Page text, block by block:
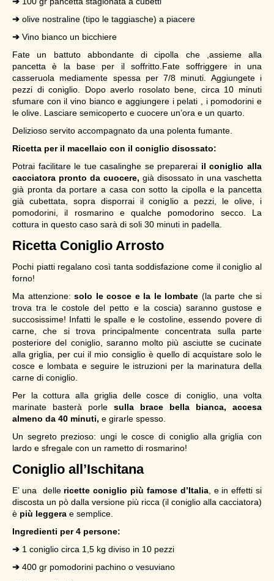
➔ olive nostraline (tipo le taggiasche) a piacere
➔ Vino bianco un bicchiere
Fate un battuto abbondante di cipolla che ,assieme alla
pancetta è la base per il soffritto.Fate soffriggere in una
casseruola mediamente spessa per 7/8 minuti. Aggiungete i
pezzi di coniglio. Dopo averlo rosolato bene, circa 10 minuti
sfumare con il vino bianco e aggiungere i pelati , i pomodorini e
le olive. Lasciare semicoperto e cuocere un’ora e un quarto.
Delizioso servito accompagnato da una polenta fumante.
Ricetta per il macellaio con il coniglio disossato:
Potrai facilitare le tue casalinghe se preparerai il coniglio alla
cacciatora pronto da cuocere, già disossato in una vaschetta
già pronta da portare a casa con sotto la cipolla e la pancetta
già cubettata, sopra disporrai il coniglio a pezzi, le olive, i
pomodorini, il rosmarino e qualche pomodorino secco. La
cottura in questo caso sarà di soli 30 minuti in padella.
Ricetta Coniglio Arrosto
Pochi piatti regalano così tanta soddisfazione come il coniglio al
forno!
Ma attenzione: solo le cosce e la le lombate (la parte che si
trova tra le costole del petto e la coscia) saranno gustose e
succosissime! Infatti le spalle e le costoline, essendo povere di
carne, che si trova principalmente concentrata sulla parte
posteriore del coniglio, saranno molto più asciutte se cucinate
alla griglia, per cui il mio consiglio è quello di acquistare solo le
cosce e lombata e seguire le istruzioni per la marinatura della
carne di coniglio.
Per la cottura alla griglia delle cosce di coniglio, una volta
marinate basterà porle sulla brace bella bianca, accesa
almeno da 40 minuti, e girarle spesso.
Un segreto prezioso: ungi le cosce di coniglio alla griglia con
lardo e sfregale con un rametto di rosmarino!
Coniglio all’Ischitana
E’ una delle ricette coniglio più famose d’Italia, e in effetti si
discosta un pò dalla versione più ricca (il coniglio alla cacciatora)
è più leggera e semplice.
Ingredienti per 4 persone:
➔ 1 coniglio circa 1,5 kg diviso in 10 pezzi
➔ 400 gr pomodorini pachino o vesuviano